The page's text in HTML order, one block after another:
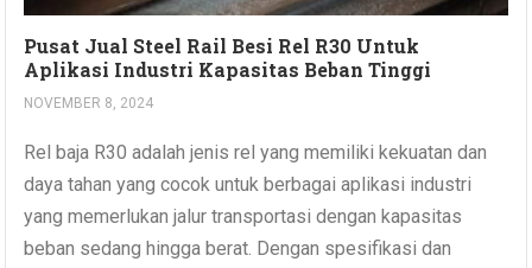
Pusat Jual Steel Rail Besi Rel R30 Untuk
Aplikasi Industri Kapasitas Beban Tinggi
NOVEMBER 8, 2024
Rel baja R30 adalah jenis rel yang memiliki kekuatan dan
daya tahan yang cocok untuk berbagai aplikasi industri
yang memerlukan jalur transportasi dengan kapasitas
beban sedang hingga berat. Dengan spesifikasi dan